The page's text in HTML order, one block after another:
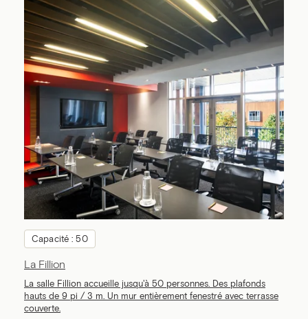
Capacité : 50
La Fillion
La salle Fillion accueille jusqu'à 50 personnes. Des plafonds
hauts de 9 pi / 3 m. Un mur entièrement fenestré avec terrasse
couverte.